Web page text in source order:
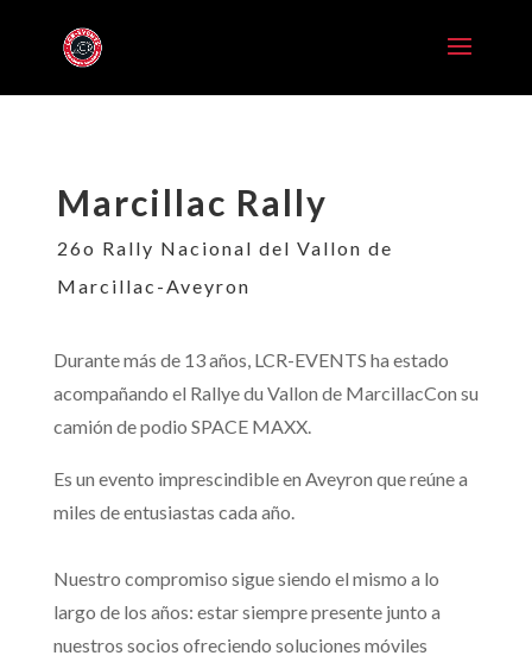
Marcillac Rally
26o Rally Nacional del Vallon de
Marcillac-Aveyron
Durante más de 13 años, LCR-EVENTS ha estado
acompañando el Rallye du Vallon de MarcillacCon su
camión de podio SPACE MAXX.
Es un evento imprescindible en Aveyron que reúne a
miles de entusiastas cada año.
Nuestro compromiso sigue siendo el mismo a lo
largo de los años: estar siempre presente junto a
nuestros socios ofreciendo soluciones móviles